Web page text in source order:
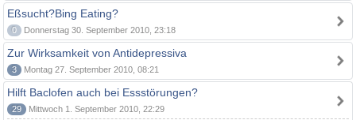
Eßsucht?Bing Eating?
0 Donnerstag 30. September 2010, 23:18
Zur Wirksamkeit von Antidepressiva
3 Montag 27. September 2010, 08:21
Hilft Baclofen auch bei Essstörungen?
29 Mittwoch 1. September 2010, 22:29